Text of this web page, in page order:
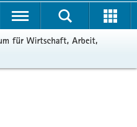
für Wirtschaft, Arbeit,